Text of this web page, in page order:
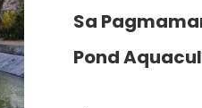
Sa
Pond